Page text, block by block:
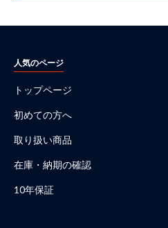
人気のページ
トップページ
初めての方へ
取り扱い商品
在庫・納期の確認
10年保証